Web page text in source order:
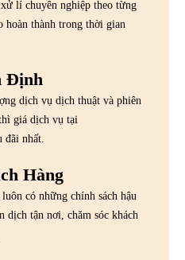
lí chuyên nghiệp theo từng
hoàn thành trong thời gian
Định
dịch vụ dịch thuật và phiên
giá dịch vụ tại
đãi nhất.
Hàng
có những chính sách hậu
dịch tận nơi, chăm sóc khách